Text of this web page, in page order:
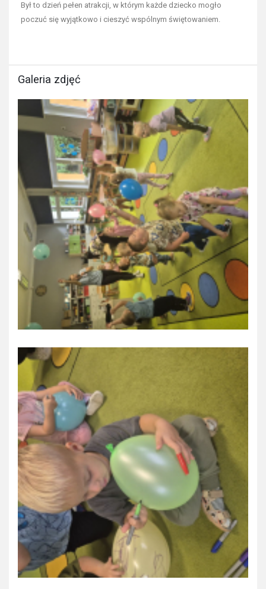
Był to dzień pełen atrakcji, w którym każde dziecko mogło
poczuć się wyjątkowo i cieszyć wspólnym świętowaniem.
Galeria zdjęć